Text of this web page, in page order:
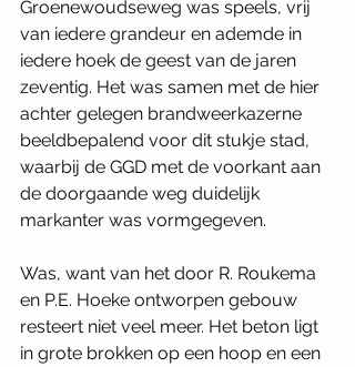
Groenewoudseweg was speels, vrij
van iedere grandeur en ademde in
iedere hoek de geest van de jaren
zeventig. Het was samen met de hier
achter gelegen brandweerkazerne
beeldbepalend voor dit stukje stad,
waarbij de GGD met de voorkant aan
de doorgaande weg duidelijk
markanter was vormgegeven.
Was, want van het door R. Roukema
en P.E. Hoeke ontworpen gebouw
resteert niet veel meer. Het beton ligt
in grote brokken op een hoop en een